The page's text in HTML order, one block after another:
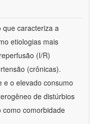
que caracteriza a
etiologias mais
(I/R)
(crônicas).
e o elevado consumo
de distúrbios
como comorbidade